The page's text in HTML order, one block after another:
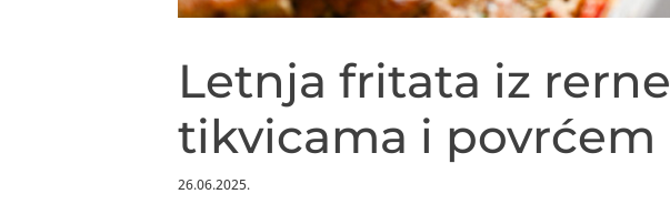
Letnja fritata iz
tikvicama i povrćem
26.06.2025.